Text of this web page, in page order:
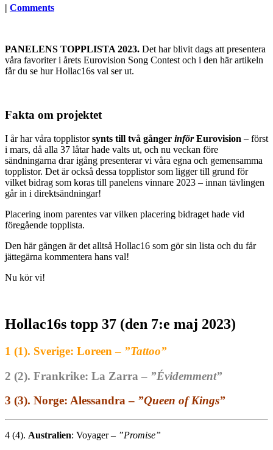
| Comments
PANELENS TOPPLISTA 2023. Det har blivit dags att presentera
våra favoriter i årets Eurovision Song Contest och i den här artikeln
får du se hur Hollac16s val ser ut.
Fakta om projektet
I år har våra topplistorsynts till två gånger införEurovision – först
i mars, då alla 37 låtar hade valts ut, och nu veckan före
sändningarna drar igång presenterar vi våra egna och gemensamma
topplistor. Det är också dessa topplistor som ligger till grund för
vilket bidrag som koras till panelens vinnare 2023 – innan tävlingen
går in i direktsändningar!
Placering inom parentes var vilken placering bidraget hade vid
föregående topplista.
Den här gången är det alltså Hollac16 som gör sin lista och du får
jättegärna kommentera hans val!
Nu kör vi!
Hollac16s topp 37 (den 7:e maj 2023)
1 (1). Sverige: Loreen – ”Tattoo”
2 (2). Frankrike: La Zarra – ”Évidemment”
3 (3). Norge: Alessandra – ”Queen of Kings”
4 (4). Australien: Voyager – ”Promise”